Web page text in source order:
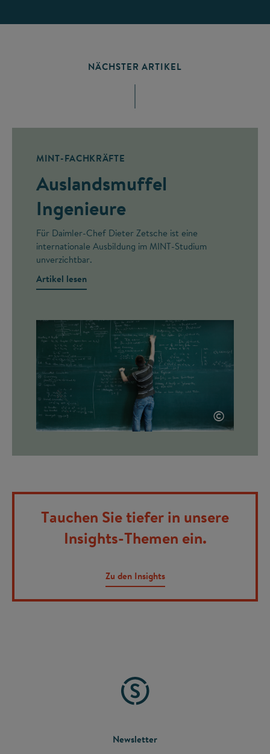
NÄCHSTER ARTIKEL
MINT-FACHKRÄFTE
Auslandsmuffel
Ingenieure
Für Daimler-Chef Dieter Zetsche ist eine
internationale Ausbildung im MINT-Studium
unverzichtbar.
Artikel lesen
©
Tauchen Sie tiefer in unsere
Insights-Themen ein.
Zu den Insights
FOOTER
Newsletter